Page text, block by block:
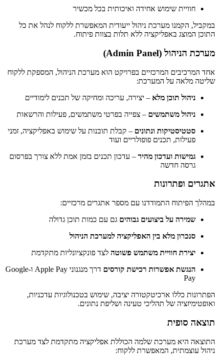
חוויית שימוש אחידה ואיכותית בכל מכשיר
במקביל, הקמנו מערכת ניהול ייעודית המאפשרת ללקוח לנהל את כל
התוכן המוצג באפליקציה ללא תלות בצוות פיתוח.
מערכת הניהול (Admin Panel)
אחד המרכיבים המרכזיים בפרויקט הוא מערכת הניהול, המספקת ללקוח
שליטה מלאה על המערכת:
ניהול תוכן מלא – יצירה, עריכה ומחיקה של תכנים לימודיים
ניהול משתמשים – צפייה בפרטי משתמשים, פעילות והרשאות
סטטיסטיקות ונתונים – קבלת תובנות על שימוש באפליקציה, זמני
פעילות, תכנים פופולריים ועוד
גמישות ועדכון מהיר – עדכון תכנים בזמן אמת ללא צורך בפרסום
גרסה חדשה
אתגרים ופתרונות
במהלך הפיתוח התמודדנו עם מספר אתגרים מרכזיים:
שמירה על ביצועים גבוהים גם עם כמות תוכן גדולה
סנכרון מלא בין האפליקציה למערכת הניהול
יצירת חוויית משתמש פשוטה לצד פונקציונליות מתקדמת
הנגשת אפשרות רכישת קורסים
דרך מנגנוני Apple Pay ו-Google
Pay
הפתרונות כללו ארכיטקטורה יציבה, שימוש בטכנולוגיות עדכניות,
ואופטימיזציה של תהליכי טעינה ושליפת נתונים.
תוצאה סופית
התוצאה היא מערכת שלמה הכוללת אפליקציה מתקדמת לצד מערכת
ניהול עוצמתית, המאפשרת ללקוח: